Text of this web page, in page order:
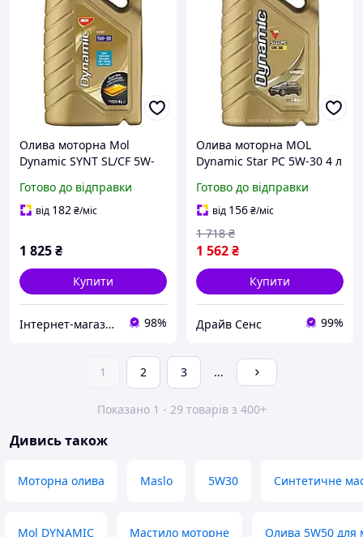
Олива моторна Mol
Dynamic SYNT SL/CF 5W-
Авто Арт.260069
Готово до відправки
від 182₴/міс
1 825₴
Купити
Інтернет-магазин «АвтоДруг» 98%
Олива моторна MOL
Dynamic Star PC 5W-30 4 л
Готово до відправки
від 156₴/міс
1 562₴
1 718 ₴
Купити
Драйв Сенс 99%
1 2 3 ...
Показано 1 - 29 товарів з 400+
Дивись також
Моторна олива Maslo 5W30 Синтетичне
Mol DYNAMIC Мастило моторне Олива 5W50 для